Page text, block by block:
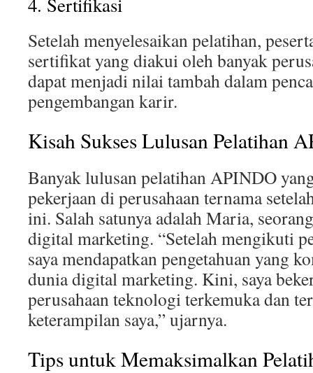
Setelah menyelesaikan pelatihan,
sertifikat yang diakui oleh banyak
dapat menjadi nilai tambah dalam
pengembangan karir.
Kisah Sukses Lulusan Pelatihan
Banyak lulusan pelatihan APINDO
pekerjaan di perusahaan ternama
ini. Salah satunya adalah Maria,
digital marketing. “Setelah mengikuti
saya mendapatkan pengetahuan yang
dunia digital marketing. Kini, saya
perusahaan teknologi terkemuka dan
keterampilan saya,” ujarnya.
Tips untuk Memaksimalkan